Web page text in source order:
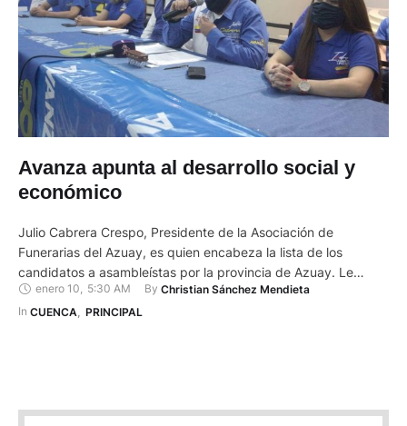
Avanza apunta al desarrollo social y
económico
Julio Cabrera Crespo, Presidente de la Asociación de
Funerarias del Azuay, es quien encabeza la lista de los
candidatos a asambleístas por la provincia de Azuay. Le
acompañan Johana Muñoz, Julio Hinostroza, Erika Matute y
Pablo Toral. Todos ellos buscan llegar a la Asamblea Nacional
enero 10, 5:30 AM By Christian Sánchez Mendieta
In CUENCA PRINCIPAL